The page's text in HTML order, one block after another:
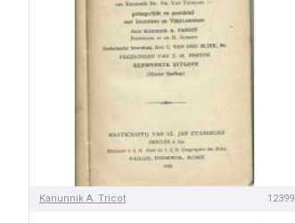
Kanunnik A. Tricot 12399